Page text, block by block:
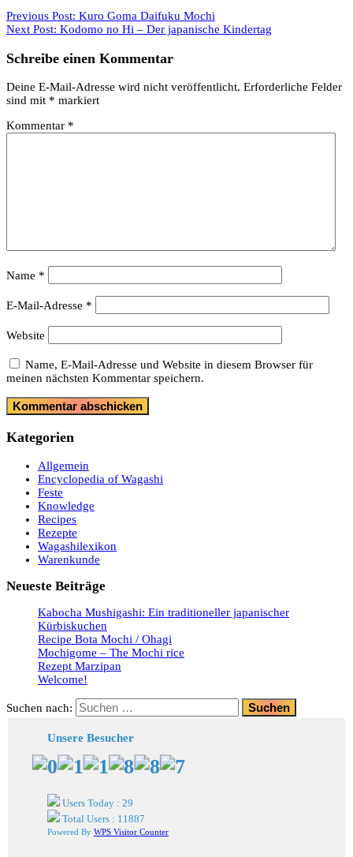
Previous Post: Kuro Goma Daifuku Mochi
Next Post: Kodomo no Hi – Der japanische Kindertag
Schreibe einen Kommentar
Deine E-Mail-Adresse wird nicht veröffentlicht. Erforderliche Felder
sind mit * markiert
Kommentar *
Name *
E-Mail-Adresse *
Website
Name, E-Mail-Adresse und Website in diesem Browser für
meinen nächsten Kommentar speichern.
Kategorien
Allgemein
Encyclopedia of Wagashi
Feste
Knowledge
Recipes
Rezepte
Wagashilexikon
Warenkunde
Neueste Beiträge
Kabocha Mushigashi: Ein traditioneller japanischer
Kürbiskuchen
Recipe Bota Mochi / Ohagi
Mochigome – The Mochi rice
Rezept Marzipan
Welcome!
Suchen nach:
Unsere Besucher
Users Today : 29
Total Users : 11887
Powered By WPS Visitor Counter